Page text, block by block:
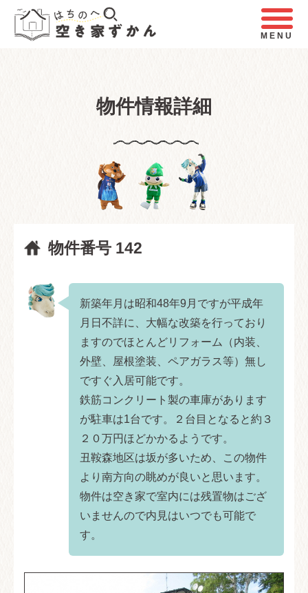
MENU
物件情報詳細
物件番号 142
新築年月は昭和48年9月ですが平成年
月日不詳に、大幅な改築を行っており
ますのでほとんどリフォーム（内装、
外壁、屋根塗装、ペアガラス等）無し
ですぐ入居可能です。
鉄筋コンクリート製の車庫があります
が駐車は1台です。２台目となると約３
２０万円ほどかかるようです。
丑鞍森地区は坂が多いため、この物件
より南方向の眺めが良いと思います。
物件は空き家で室内には残置物はござ
いませんので内見はいつでも可能で
す。